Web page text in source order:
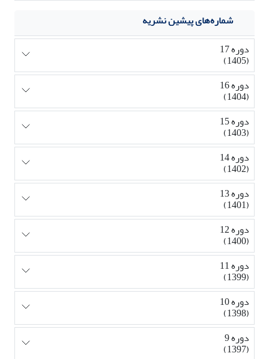
شماره‌های پیشین نشریه
دوره 17
(1405)
دوره 16
(1404)
دوره 15
(1403)
دوره 14
(1402)
دوره 13
(1401)
دوره 12
(1400)
دوره 11
(1399)
دوره 10
(1398)
دوره 9
(1397)